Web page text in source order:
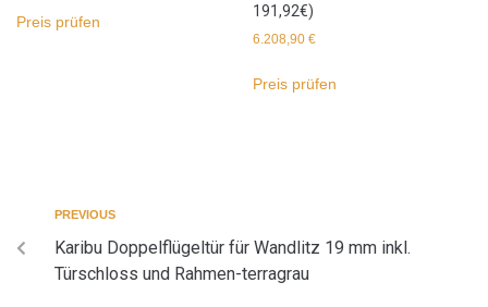
Preis prüfen
191,92€)
6.208,90€
Preis prüfen
PREVIOUS
Karibu Doppelflügeltür für Wandlitz 19 mm inkl.
Türschloss und Rahmen-terragrau